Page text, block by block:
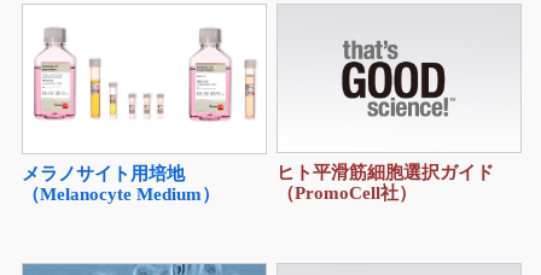
メラノサイト用培地
（Melanocyte Medium）
ヒト平滑筋細胞選択ガイド
（PromoCell社）